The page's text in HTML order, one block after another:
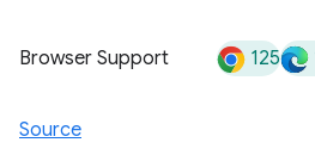
Browser Support 125
Source